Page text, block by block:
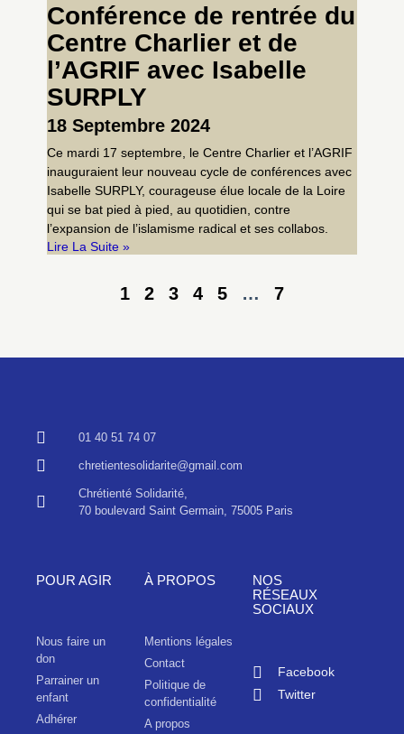
Conférence de rentrée du
Centre Charlier et de
l’AGRIF avec Isabelle
SURPLY
18 Septembre 2024
Ce mardi 17 septembre, le Centre Charlier et l’AGRIF
inauguraient leur nouveau cycle de conférences avec
Isabelle SURPLY, courageuse élue locale de la Loire
qui se bat pied à pied, au quotidien, contre
l’expansion de l’islamisme radical et ses collabos.
Lire La Suite »
1 2 3 4 5 … 7
01 40 51 74 07
chretientesolidarite@gmail.com
Chrétienté Solidarité,
70 boulevard Saint Germain, 75005 Paris
POUR AGIR
Nous faire un
don
Parrainer un
enfant
Adhérer
À PROPOS
Mentions légales
Contact
Politique de
confidentialité
A propos
NOS
RÉSEAUX
SOCIAUX
Facebook
Twitter